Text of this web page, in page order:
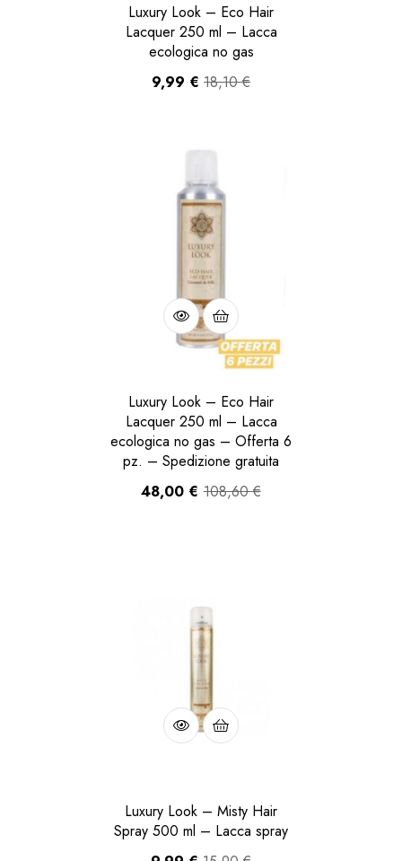
Luxury Look – Eco Hair
Lacquer 250 ml – Lacca
ecologica no gas
18,10€
9,99 €
Luxury Look – Eco Hair
Lacquer 250 ml – Lacca
ecologica no gas – Offerta 6
pz. – Spedizione gratuita
108,60€
48,00 €
Luxury Look – Misty Hair
Spray 500 ml – Lacca spray